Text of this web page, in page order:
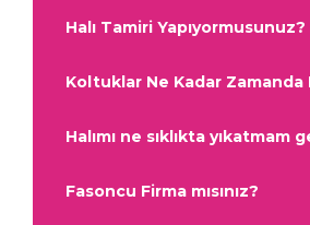
Halı Tamiri Yapıyormusunuz?
Koltuklar Ne Kadar Zamanda
Halımı ne sıklıkta yıkatmam
Fasoncu Firma mısınız?